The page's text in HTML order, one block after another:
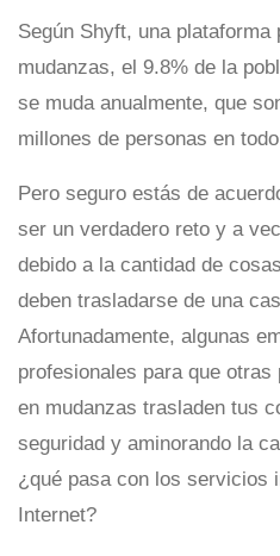
Según Shyft, una plataforma
mudanzas, el 9.8% de la
se muda anualmente, que
millones de personas en
Pero seguro estás de
ser un verdadero reto y a
debido a la cantidad de
deben trasladarse de una
Afortunadamente, algunas
profesionales para que
en mudanzas trasladen tus
seguridad y aminorando la
¿qué pasa con los servicios
Internet?